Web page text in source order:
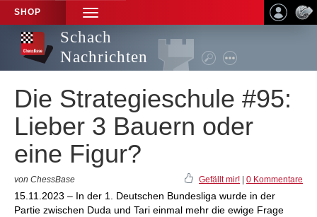
SHOP
TOGGLE
NAVIGATION
Schach
Nachrichten
Die Strategieschule #95:
Lieber 3 Bauern oder
eine Figur?
von ChessBase Gefällt mir! 0 Kommentare
15.11.2023 – In der 1. Deutschen Bundesliga wurde in der
Partie zwischen Duda und Tari einmal mehr die ewige Frage